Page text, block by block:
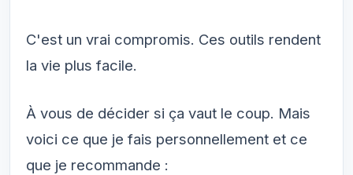
C'est un vrai compromis. Ces outils rendent
la vie plus facile.
À vous de décider si ça vaut le coup. Mais
voici ce que je fais personnellement et ce
que je recommande :